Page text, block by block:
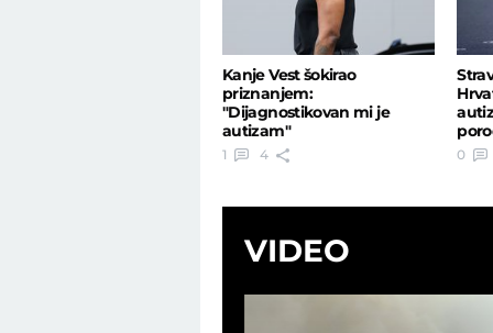
Kanje Vest šokirao
priznanjem:
"Dijagnostikovan mi je
autizam"
1 4 0
VIDEO